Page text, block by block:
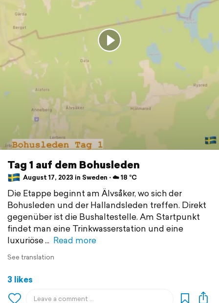
Tag 1 auf dem Bohusleden
August 17, 2023 in Sweden ⋅ ☁️ 18 °C
Die Etappe beginnt am Älvsåker, wo sich der
Bohusleden und der Hallandsleden treffen. Direkt
gegenüber ist die Bushaltestelle. Am Startpunkt
findet man eine Trinkwasserstation und eine
luxuriöse
Read more
See translation
3 likes